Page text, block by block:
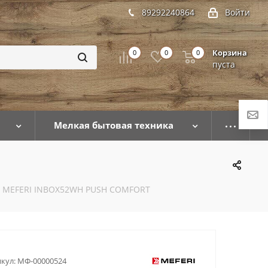
Войти
89292240864
0 0 Корзина
пуста
0
Мелкая бытовая техника
INBOX52WH PUSH COMFORT
МФ-00000524